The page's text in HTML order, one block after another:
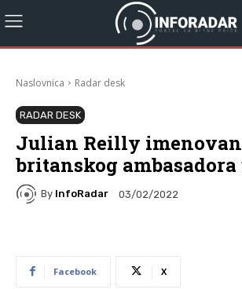
Naslovnica Radar desk
RADAR DESK
Julian Reilly
britanskog ambasadora
By InfoRadar 03/02/2022
Facebook X